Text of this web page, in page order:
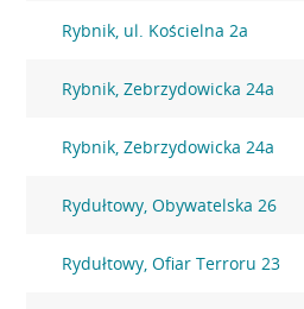
Rybnik, ul. Kościelna 2a
Rybnik, Zebrzydowicka 24a
Rybnik, Zebrzydowicka 24a
Rydułtowy, Obywatelska 26
Rydułtowy, Ofiar Terroru 23